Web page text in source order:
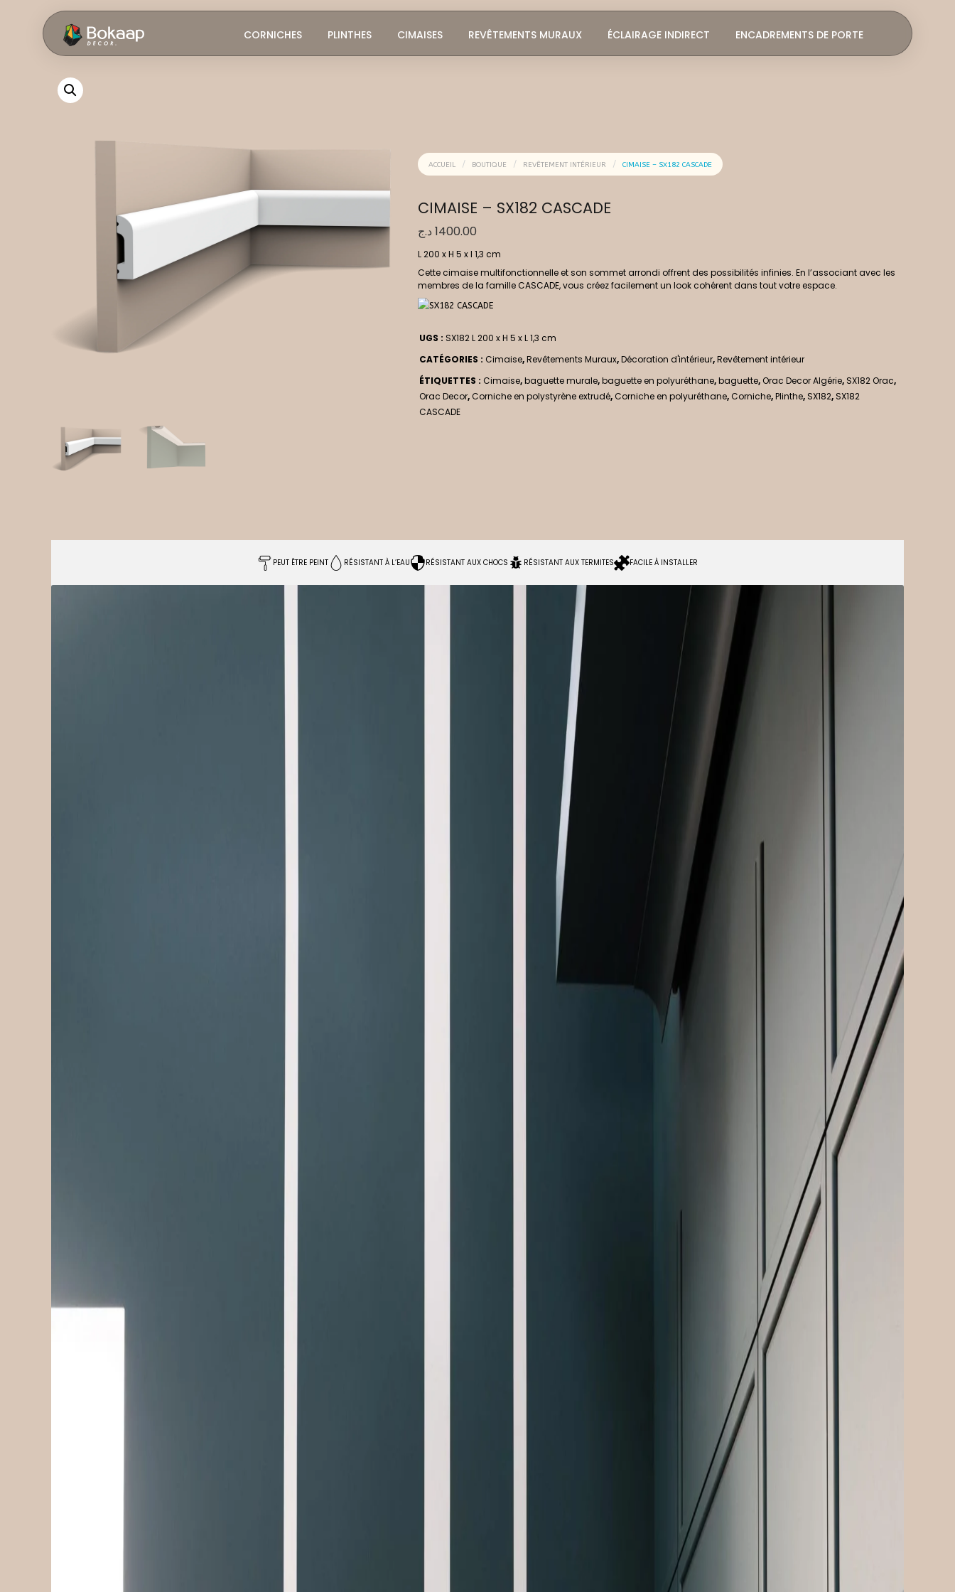
CORNICHES PLINTHES CIMAISES REVÊTEMENTS MURAUX ÉCLAIRAGE INDIRECT ENCADREMENTS DE PORTE
ACCUEIL BOUTIQUE REVÊTEMENT INTÉRIEUR CIMAISE – SX182 CASCADE
CIMAISE – SX182 CASCADE
1400.00 د.ج
L 200 x H 5 x l 1,3 cm
Cette cimaise multifonctionnelle et son sommet arrondi offrent des possibilités infinies. En l’associant avec les
membres de la famille CASCADE, vous créez facilement un look cohérent dans tout votre espace.
UGS : SX182 L 200 x H 5 x L 1,3 cm
CATÉGORIES : Cimaise,Revêtements Muraux,Décoration d'intérieur,Revêtement intérieur
ÉTIQUETTES : Cimaise,baguette murale,baguette en polyuréthane,baguette,Orac Decor Algérie, SX182 Orac,
Orac Decor,Corniche en polystyrène extrudé,Corniche en polyuréthane,Corniche,Plinthe, SX182, SX182
CASCADE
PEUT ÊTRE PEINT RÉSISTANT À L’EAU RÉSISTANT AUX CHOCS RÉSISTANT AUX TERMITES FACILE À INSTALLER